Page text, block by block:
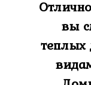
вы
теплых